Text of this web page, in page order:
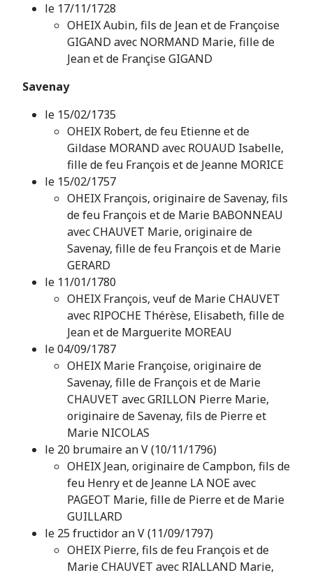
le 17/11/1728
OHEIX Aubin, fils de Jean et de Françoise
GIGAND avec NORMAND Marie, fille de
Jean et de Françise GIGAND
Savenay
le 15/02/1735
OHEIX Robert, de feu Etienne et de
Gildase MORAND avec ROUAUD Isabelle,
fille de feu François et de Jeanne MORICE
le 15/02/1757
OHEIX François, originaire de Savenay, fils
de feu François et de Marie BABONNEAU
avec CHAUVET Marie, originaire de
Savenay, fille de feu François et de Marie
GERARD
le 11/01/1780
OHEIX François, veuf de Marie CHAUVET
avec RIPOCHE Thérèse, Elisabeth, fille de
Jean et de Marguerite MOREAU
le 04/09/1787
OHEIX Marie Françoise, originaire de
Savenay, fille de François et de Marie
CHAUVET avec GRILLON Pierre Marie,
originaire de Savenay, fils de Pierre et
Marie NICOLAS
le 20 brumaire an V (10/11/1796)
OHEIX Jean, originaire de Campbon, fils de
feu Henry et de Jeanne LA NOE avec
PAGEOT Marie, fille de Pierre et de Marie
GUILLARD
le 25 fructidor an V (11/09/1797)
OHEIX Pierre, fils de feu François et de
Marie CHAUVET avec RIALLAND Marie,